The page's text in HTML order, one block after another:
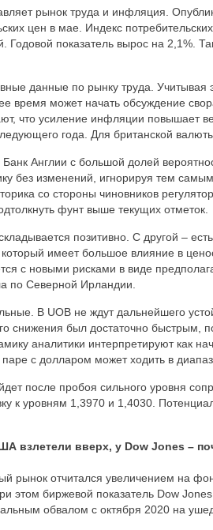
рынок труда и инфляция.
цен в мае. Индекс
Годовой показатель вырос на 2,1%.
данные по рынку труда. Учитывая
время может начать обсуждение
что усиление инфляции повышает
года. Для британской
Банк Англии с большой долей
без изменений, игнорируя тем
со стороны чиновников
фунт выше текущих отметок.
позитивно. С другой –
имеет большое влияние в
с новыми рисками в виде
по Северной Ирландии.
В UOB не ждут дальнейшего
снижения был достаточно быстрым,
аналитики интерпретируют как
с долларом может ходить в
после пробоя сильного уровня
к уровням 1,3970 и 1,4030.
взлетели вверх, у Dow Jones –
рынок отчитался увеличением на
этом биржевой показатель Dow
обвалом с октября 2020 на